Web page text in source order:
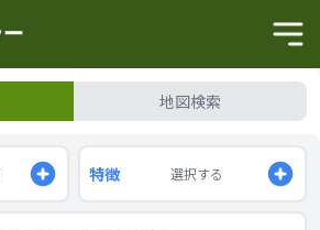
地図検索
特徴 選択する